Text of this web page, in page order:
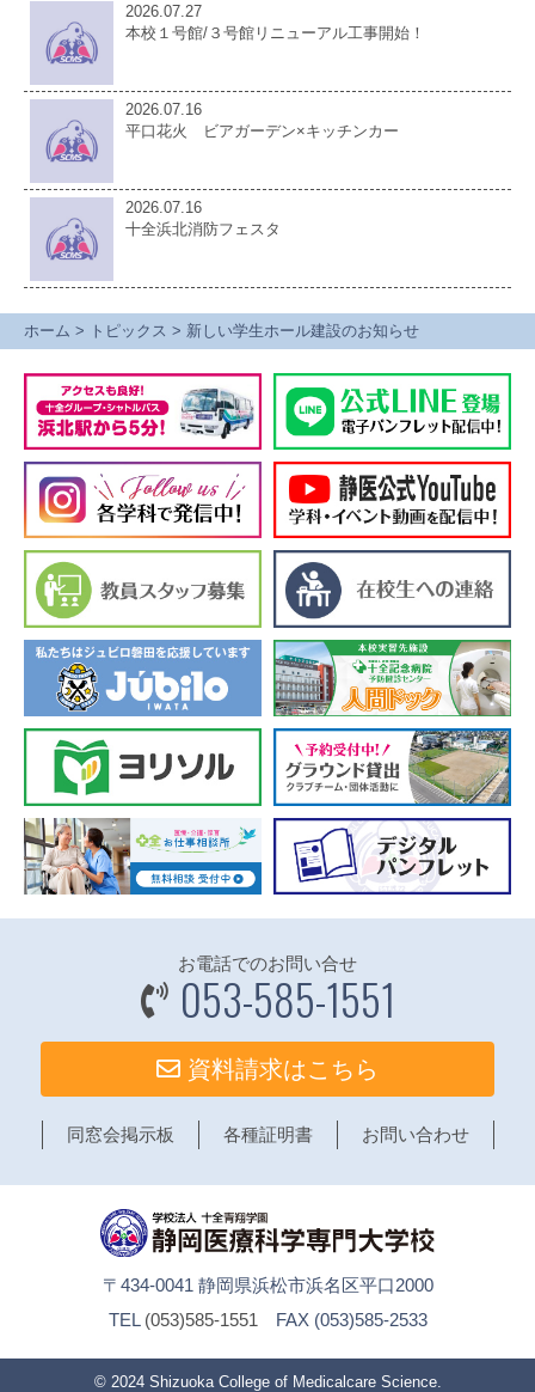
2026.07.27
本校１号館/３号館リニューアル工事開始！
2026.07.16
平口花火 ビアガーデン×キッチンカー
2026.07.16
十全浜北消防フェスタ
ホーム > トピックス > 新しい学生ホール建設のお知らせ
お電話でのお問い合せ
053-585-1551
資料請求はこちら
同窓会掲示板 各種証明書 お問い合わせ
〒434-0041 静岡県浜松市浜名区平口2000
TEL (053)585-1551FAX (053)585-2533
© 2024 Shizuoka College of Medicalcare Science.